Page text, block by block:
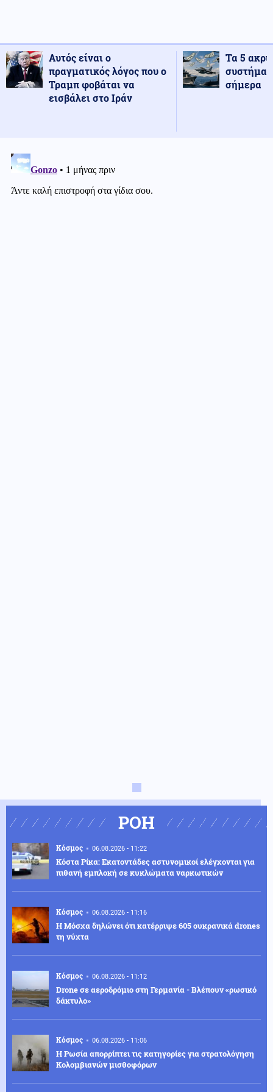
Αυτός είναι ο
πραγματικός λόγος που ο
Τραμπ φοβάται να
εισβάλει στο Ιράν
Τα 5
σήμερα
ΡΟΗ
Κόσμος 06.08.2026 - 11:22
Κόστα Ρίκα: Εκατοντάδες αστυνομικοί ελέγχονται για
πιθανή εμπλοκή σε κυκλώματα ναρκωτικών
Κόσμος 06.08.2026 - 11:16
Η Μόσχα δηλώνει ότι κατέρριψε 605 ουκρανικά drones
τη νύχτα
Κόσμος 06.08.2026 - 11:12
Drone σε αεροδρόμιο στη Γερμανία - Βλέπουν «ρωσικό
δάκτυλο»
Κόσμος 06.08.2026 - 11:06
Η Ρωσία απορρίπτει τις κατηγορίες για στρατολόγηση
Κολομβιανών μισθοφόρων